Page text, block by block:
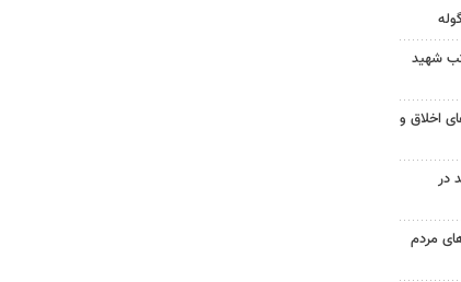
شهید
اخلاق و
در
مردم